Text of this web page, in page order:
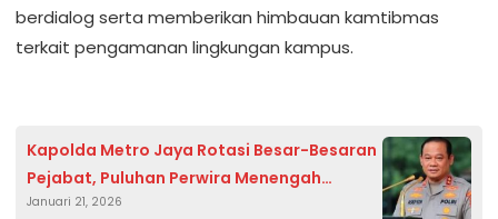
berdialog serta memberikan himbauan kamtibmas
terkait pengamanan lingkungan kampus.
Kapolda Metro Jaya Rotasi Besar-Besaran
Pejabat, Puluhan Perwira Menengah
Bergeser ke Jabatan Strategis
Januari 21, 2026